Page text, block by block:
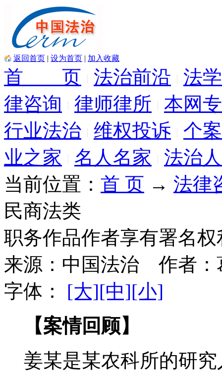
返回首页 | 设为首页 | 加入收藏
首 页 法治前沿
法
律咨询
律师律所
本网
行业法治 维权投诉
个
业之家
名人名家
法治
当前位置： 首 页 → 法律
民商法类
职务作品作者享有署名权
来源： 中国法治 作者：
字体： [大][中][小]
【案情回顾】
姜某是某农科所的研究